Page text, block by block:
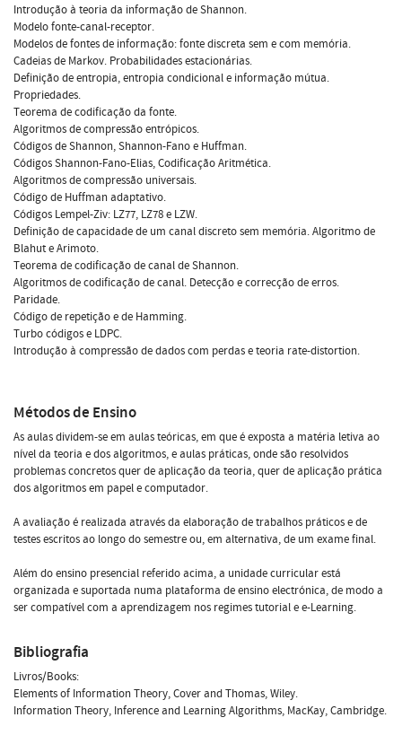
Introdução à teoria da informação de Shannon.
Modelo fonte-canal-receptor.
Modelos de fontes de informação: fonte discreta sem e com memória.
Cadeias de Markov. Probabilidades estacionárias.
Definição de entropia, entropia condicional e informação mútua.
Propriedades.
Teorema de codificação da fonte.
Algoritmos de compressão entrópicos.
Códigos de Shannon, Shannon-Fano e Huffman.
Códigos Shannon-Fano-Elias, Codificação Aritmética.
Algoritmos de compressão universais.
Código de Huffman adaptativo.
Códigos Lempel-Ziv: LZ77, LZ78 e LZW.
Definição de capacidade de um canal discreto sem memória. Algoritmo de
Blahut e Arimoto.
Teorema de codificação de canal de Shannon.
Algoritmos de codificação de canal. Detecção e correcção de erros.
Paridade.
Código de repetição e de Hamming.
Turbo códigos e LDPC.
Introdução à compressão de dados com perdas e teoria rate-distortion.
Métodos de Ensino
As aulas dividem-se em aulas teóricas, em que é exposta a matéria letiva ao
nível da teoria e dos algoritmos, e aulas práticas, onde são resolvidos
problemas concretos quer de aplicação da teoria, quer de aplicação prática
dos algoritmos em papel e computador.
A avaliação é realizada através da elaboração de trabalhos práticos e de
testes escritos ao longo do semestre ou, em alternativa, de um exame final.
Além do ensino presencial referido acima, a unidade curricular está
organizada e suportada numa plataforma de ensino electrónica, de modo a
ser compatível com a aprendizagem nos regimes tutorial e e-Learning.
Bibliografia
Livros/Books:
Elements of Information Theory, Cover and Thomas, Wiley.
Information Theory, Inference and Learning Algorithms, MacKay, Cambridge.